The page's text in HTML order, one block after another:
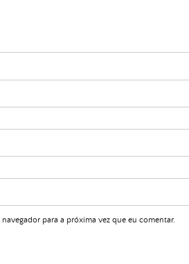
para a próxima vez que eu comentar.